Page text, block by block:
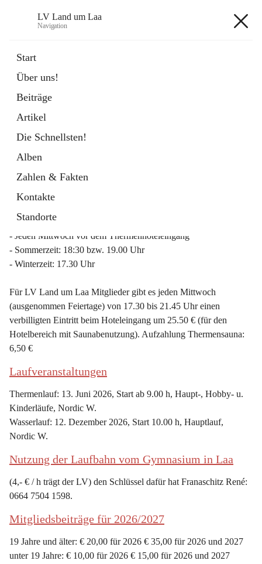
LV Land um Laa
Navigation
Start
Über uns!
Beiträge
Artikel
Die Schnellsten!
Alben
Zahlen & Fakten
Kontakte
Standorte
Externe Webseite
in
Tab
Mitgliederinfo 2026
Lauftreff
- Jeden Mittwoch vor dem Thermenhoteleingang
- Sommerzeit: 18:30 bzw. 19.00 Uhr
- Winterzeit: 17.30 Uhr
Für LV Land um Laa Mitglieder gibt es jeden Mittwoch
(ausgenommen Feiertage) von 17.30 bis 21.45 Uhr einen
verbilligten Eintritt beim Hoteleingang um 25.50 € (für den
Hotelbereich mit Saunabenutzung). Aufzahlung Thermensauna:
6,50 €
Laufveranstaltungen
Thermenlauf: 13. Juni 2026, Start ab 9.00 h, Haupt-, Hobby- u.
Kinderläufe, Nordic W.
Wasserlauf: 12. Dezember 2026, Start 10.00 h, Hauptlauf,
Nordic W.
Nutzung der Laufbahn vom Gymnasium in Laa
(4,- € / h trägt der LV) den Schlüssel dafür hat Franaschitz René:
0664 7504 1598.
Mitgliedsbeiträge für 2026/2027
19 Jahre und älter: € 20,00 für 2026 € 35,00 für 2026 und 2027
unter 19 Jahre: € 10,00 für 2026 € 15,00 für 2026 und 2027